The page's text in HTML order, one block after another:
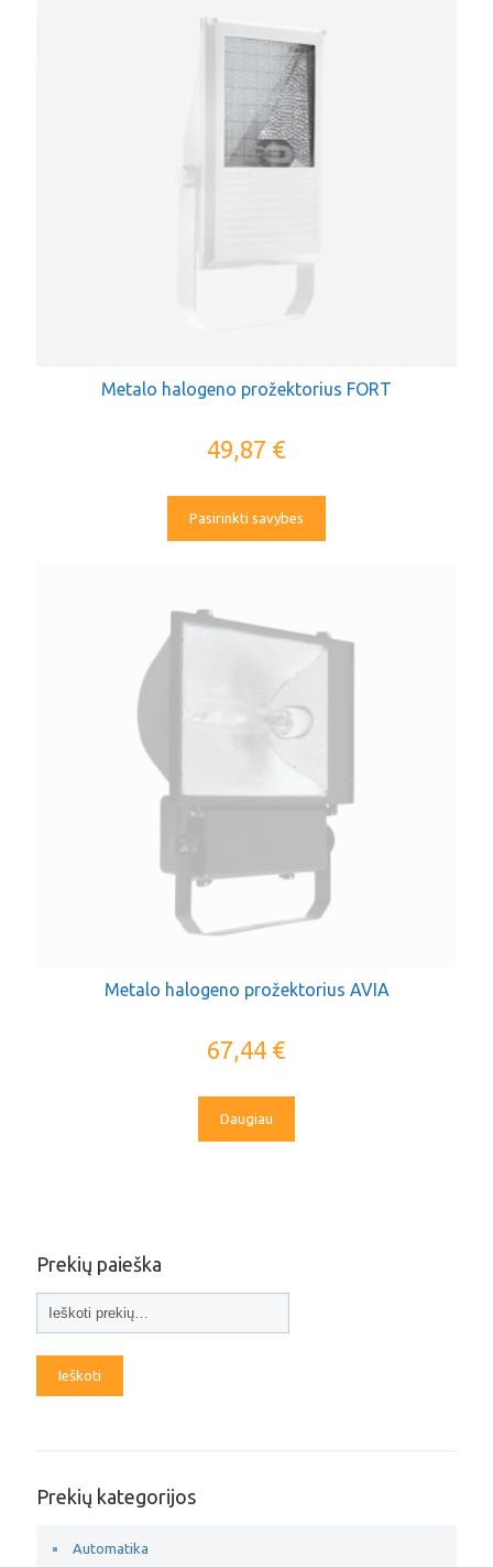
Metalo halogeno prožektorius FORT
49,87 €
Pasirinkti savybes
Metalo halogeno prožektorius AVIA
67,44 €
Daugiau
Prekių paieška
Ieškoti
Prekių kategorijos
Automatika